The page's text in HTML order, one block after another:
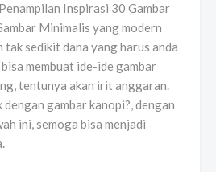
Inspirasi 30 Gambar
Minimalis yang modern
tak sedikit dana yang harus anda
membuat ide-ide gambar
tentunya akan irit anggaran.
gambar kanopi?, dengan
ini, semoga bisa menjadi